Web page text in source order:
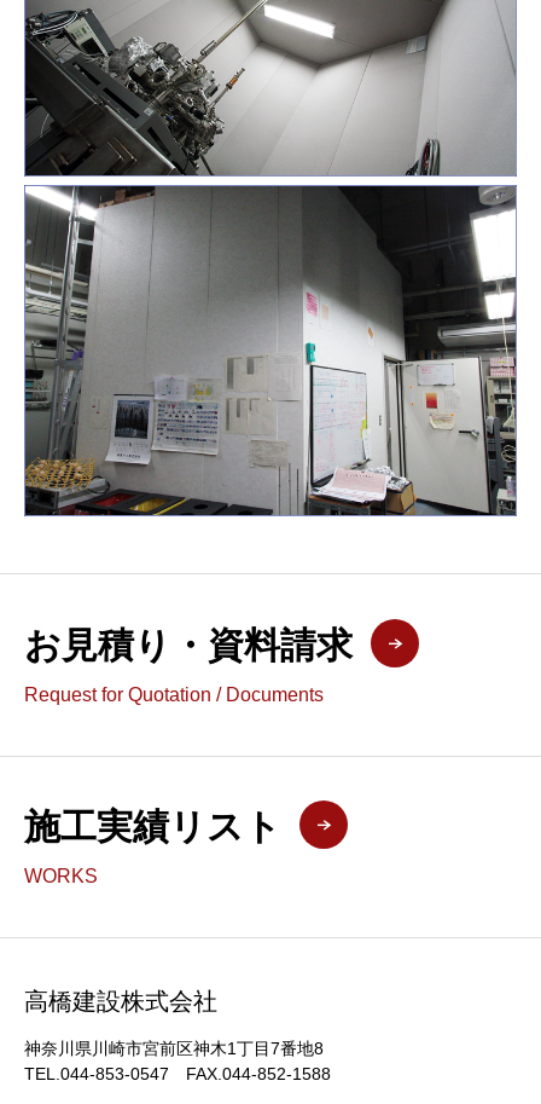
お見積り・資料請求
Request for Quotation / Documents
施工実績リスト
WORKS
高橋建設株式会社
神奈川県川崎市宮前区神木1丁目7番地8
TEL.044-853-0547 FAX.044-852-1588